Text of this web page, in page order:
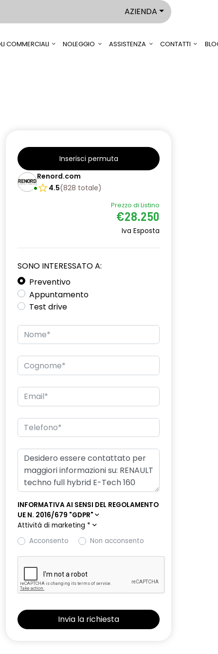
AZIENDA
COMMERCIALI NOLEGGIO ASSISTENZA CONTATTI
Inserisci permuta
Renord.com
4.5(828 totale)
Prezzo di Listino
€28.250
Iva Esposta
SONO INTERESSATO A:
Preventivo
Appuntamento
Test drive
INFORMATIVA AI SENSI DEL REGOLAMENTO
UE N. 2016/679 "GDPR"
Attività di marketing *
Acconsento
Non acconsento